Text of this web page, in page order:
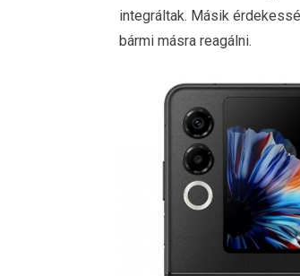
integráltak. Másik
bármi másra reagálni.